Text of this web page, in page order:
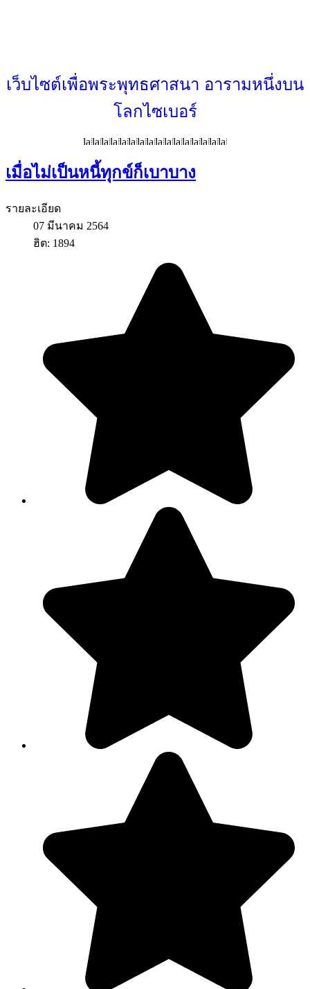
เว็บไซต์เพื่อพระพุทธศาสนา อารามหนึ่งบน
โลกไซเบอร์
เมื่อไม่เป็นหนี้ทุกข์ก็เบาบาง
รายละเอียด
07 มีนาคม 2564
ฮิต: 1894